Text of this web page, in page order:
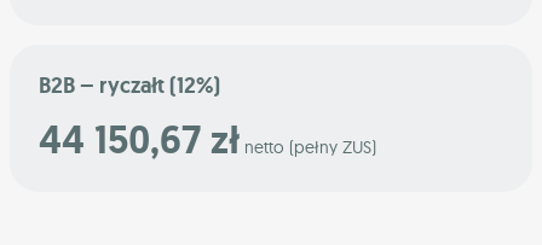
B2B – ryczałt (12%)
44 150,67 zł netto (pełny ZUS)